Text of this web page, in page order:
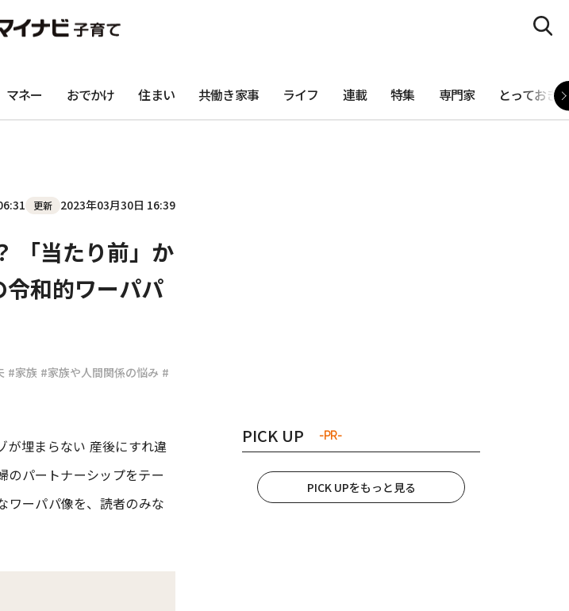
#マタニティニュース
マネー おでかけ 住まい 共働き家事 ライフ 連載 特集 専門家 とっておき
更新 2023年03月30日 16:39
「当たり前」か
令和的ワーパパ
#家族 #家族や人間関係の悩み #
が埋まらない 産後にすれ違
のパートナーシップをテー
ワーパパ像を、読者のみな
PICK UP -PR-
PICK UPをもっと見る